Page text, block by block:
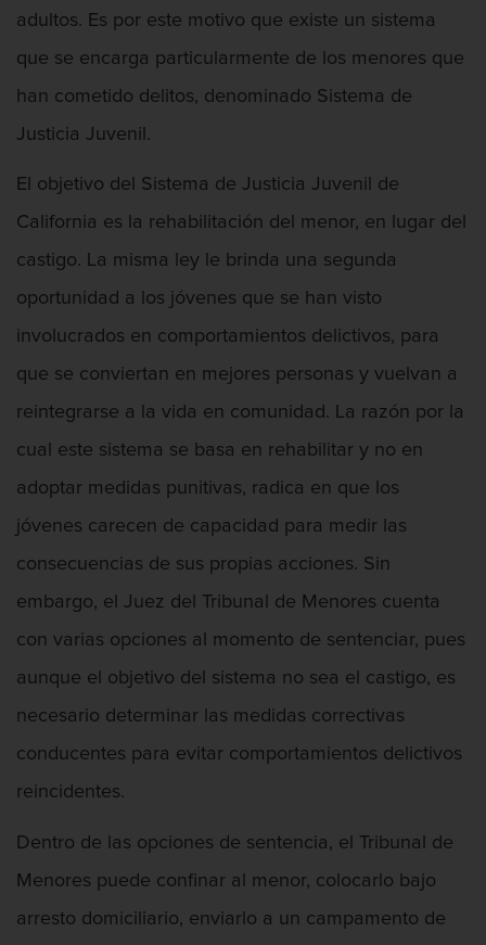
Audiencias de Detención
Audiencias de Disposición
Audiencias de Transferencia
Delitos por los cuales un Menor puede
Derechos de los Padres en Casos
Juveniles
Desviación Informal Juvenil
División de Justicia Juvenil
Petición Aceptada
Proyecto de Ley del Senado SB 439
Tribunal de Delincuencia Juvenil
Tutela de los Tribunales
Delitos Contra La Propiedad
Invasión Agravada de Propiedad
adultos. Es por este motivo que existe un sistema
que se encarga particularmente de los menores que
han cometido delitos, denominado Sistema de
Justicia Juvenil.
El objetivo del Sistema de Justicia Juvenil de
California es la rehabilitación del menor, en lugar del
castigo. La misma ley le brinda una segunda
oportunidad a los jóvenes que se han visto
involucrados en comportamientos delictivos, para
que se conviertan en mejores personas y vuelvan a
reintegrarse a la vida en comunidad. La razón por la
cual este sistema se basa en rehabilitar y no en
adoptar medidas punitivas, radica en que los
jóvenes carecen de capacidad para medir las
consecuencias de sus propias acciones. Sin
embargo, el Juez del Tribunal de Menores cuenta
con varias opciones al momento de sentenciar, pues
aunque el objetivo del sistema no sea el castigo, es
necesario determinar las medidas correctivas
conducentes para evitar comportamientos delictivos
reincidentes.
Dentro de las opciones de sentencia, el Tribunal de
Menores puede confinar al menor, colocarlo bajo
arresto domiciliario, enviarlo a un campamento de